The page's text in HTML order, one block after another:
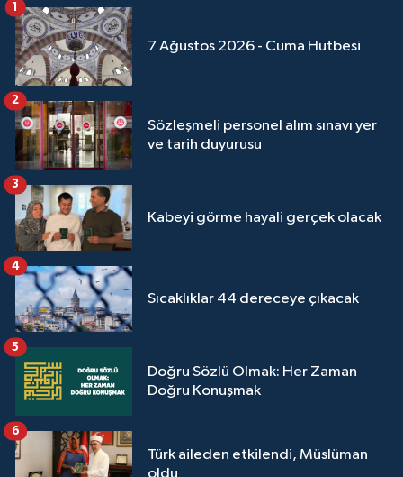
7 Ağustos 2026 - Cuma Hutbesi
1
Sözleşmeli personel alım sınavı yer
ve tarih duyurusu
2
Kabeyi görme hayali gerçek olacak
3
Sıcaklıklar 44 dereceye çıkacak
4
Doğru Sözlü Olmak: Her Zaman
Doğru Konuşmak
5
Türk aileden etkilendi, Müslüman
oldu
6